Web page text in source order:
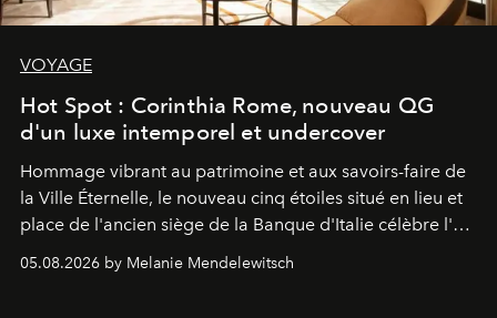
VOYAGE
Hot Spot : Corinthia Rome, nouveau QG
d'un luxe intemporel et undercover
Hommage vibrant au patrimoine et aux savoirs-faire de
la Ville Éternelle, le nouveau cinq étoiles situé en lieu et
place de l'ancien siège de la Banque d'Italie célèbre l'art
de vivre Romain dans toute son élégance intemporelle.
05.08.2026 by Melanie Mendelewitsch